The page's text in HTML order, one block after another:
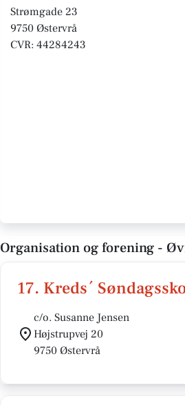
Strømgade 23
9750 Østervrå
CVR: 44284243
Organisation og forening -
17. Kreds´
c/o. Susanne Jensen
Højstrupvej 20
9750 Østervrå